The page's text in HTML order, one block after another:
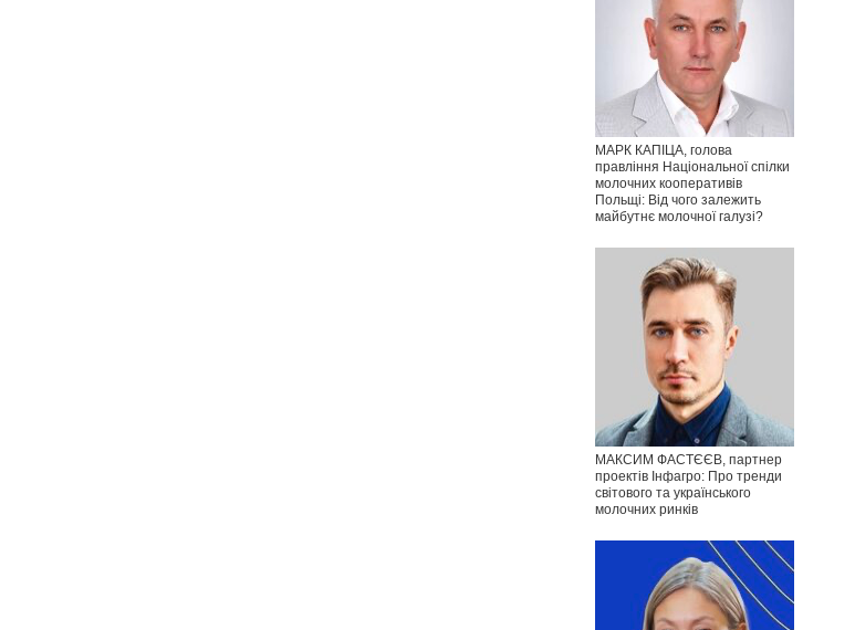
МАРК КАПІЦА, голова
правління Національної спілки
молочних кооперативів
Польщі: Від чого залежить
майбутнє молочної галузі?
МАКСИМ ФАСТЄЄВ, партнер
проектів Інфагро: Про тренди
світового та українського
молочних ринків